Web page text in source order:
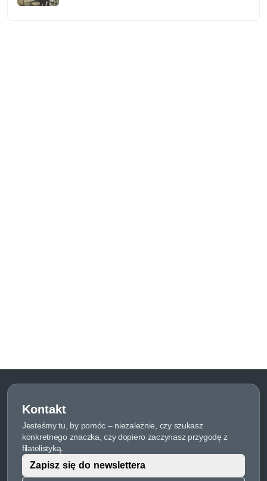
Kontakt
Jesteśmy tu, by pomóc – niezależnie, czy szukasz
konkretnego znaczka, czy dopiero zaczynasz przygodę z
filatelistyką.
Zapisz się do newslettera